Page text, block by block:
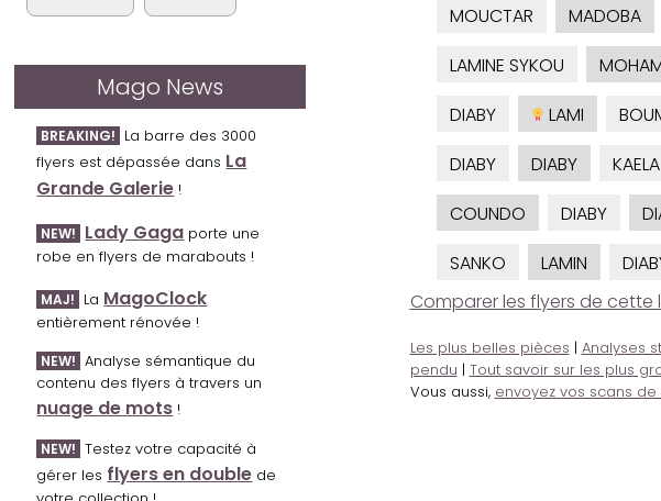
Mago News
BREAKING! La barre des 3000
flyers est dépassée dans La
Grande Galerie !
NEW! Lady Gaga porte une
robe en flyers de marabouts !
MAJ! La MagoClock
entièrement rénovée !
NEW! Analyse sémantique du
contenu des flyers à travers un
nuage de mots !
NEW! Testez votre capacité à
gérer les flyers en double de
MOUCTAR
MADOBA
LAMINE SYKOU
DIABY
LAMI
DIABY
DIABY KAELA
COUNDO
DIABY
SANKO
LAMIN
Comparer les flyers de cette
Les plus belles pièces | Analyses
pendu | Tout savoir sur les plus
Vous aussi, envoyez vos scans de